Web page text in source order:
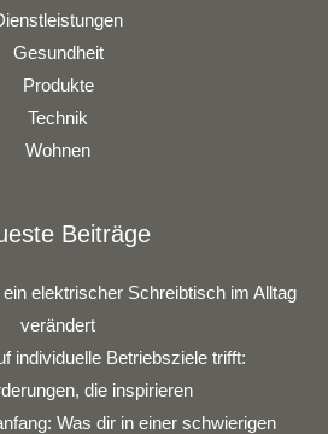
Gesundheit
Produkte
Technik
Wohnen
Beiträge
elektrischer Schreibtisch im Alltag
verändert
individuelle Betriebsziele trifft:
die inspirieren
Was dir in einer schwierigen